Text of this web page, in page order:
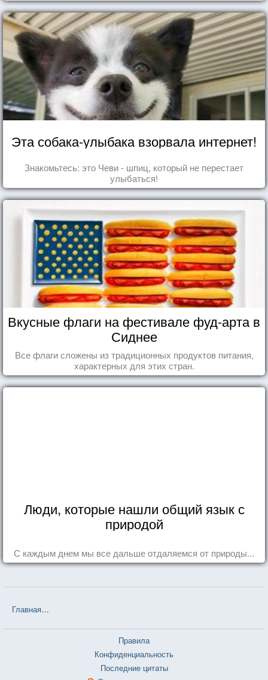
Эта собака-улыбака взорвала интернет!
Знакомьтесь: это Чеви - шпиц, который не перестает
улыбаться!
Вкусные флаги на фестивале фуд-арта в
Сиднее
Все флаги сложены из традиционных продуктов питания,
характерных для этих стран.
Люди, которые нашли общий язык с
природой
С каждым днем мы все дальше отдаляемся от природы...
Главная
Правила
Конфиденциальность
Последние цитаты